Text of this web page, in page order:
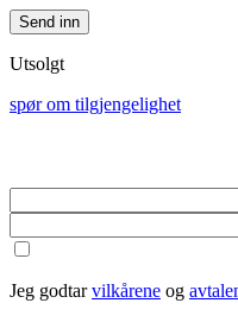
Utsolgt
spør om tilgjengelighet
Jeg godtarvilkårene og